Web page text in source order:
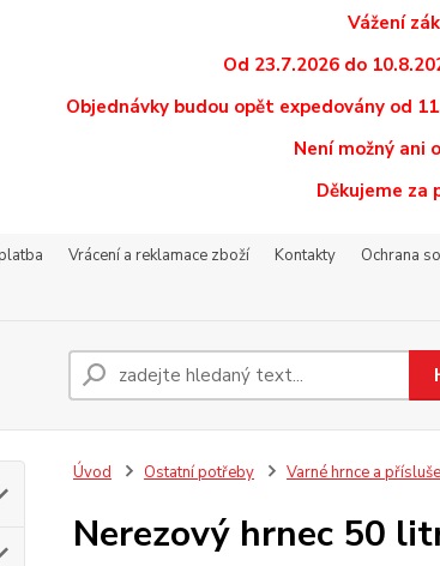
Vážení
Od 23.7.2026 do
Objednávky budou opět expedovány od
Není možný ani
Děkujeme za
Vrácení a reklamace zboží Kontakty Ochrana
Úvod Ostatní potřeby Varné hrnce a
Nerezový hrnec 50